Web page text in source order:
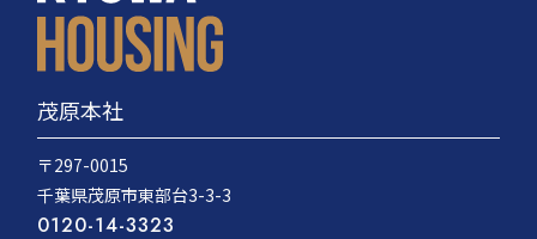
茂原本社
〒297-0015
千葉県茂原市東部台3-3-3
0120-14-3323